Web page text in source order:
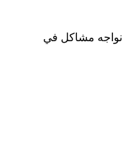
نواجه مشاكل في